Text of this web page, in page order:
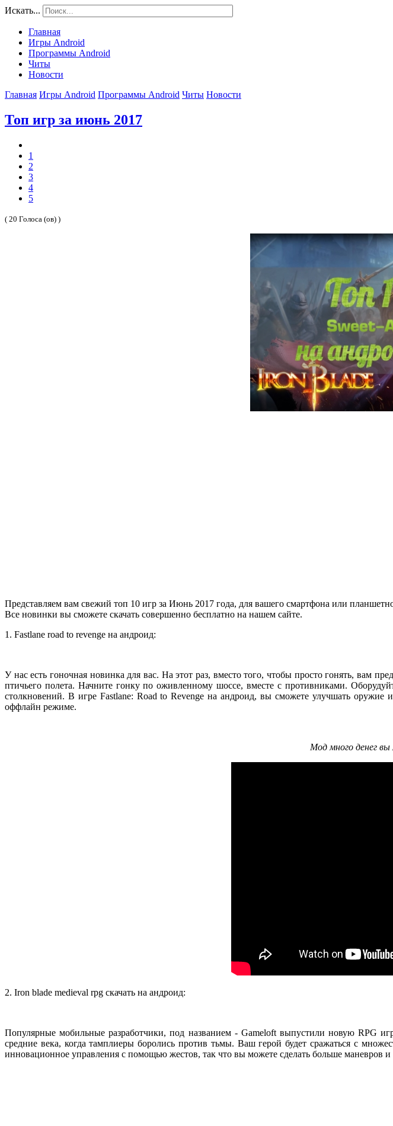
Искать...
Главная
Игры Android
Программы Android
Читы
Новости
Главная Игры Android Программы Android Читы Новости
Топ игр за июнь 2017
1
2
3
4
5
( 20 Голоса (ов) )
Представляем вам свежий топ 10 игр за Июнь 2017 года, для вашего смартфона или
Все новинки вы сможете скачать совершенно бесплатно на нашем сайте.
1. Fastlane road to revenge на андроид:
У нас есть гоночная новинка для вас. На этот раз, вместо того, чтобы просто гонять, вам
птичьего полета. Начните гонку по оживленному шоссе, вместе с противниками.
столкновений. В игре Fastlane: Road to Revenge на андроид, вы сможете улучшать
оффлайн режиме.
Мод много денег
2. Iron blade medieval rpg скачать на андроид:
Популярные мобильные разработчики, под названием - Gameloft выпустили новую RPG
средние века, когда тамплиеры боролись против тьмы. Ваш герой будет сражаться с
инновационное управления с помощью жестов, так что вы можете сделать больше маневров и